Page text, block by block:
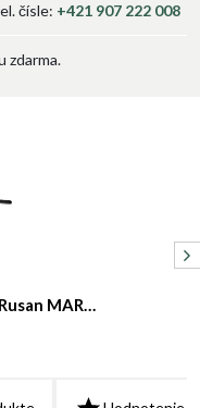
čísle: +421 907 222 008
zdarma.
MAR…